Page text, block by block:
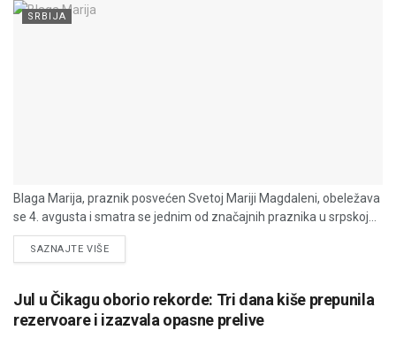
SRBIJA
Blaga Marija, praznik posvećen Svetoj Mariji Magdaleni, obeležava
se 4. avgusta i smatra se jednim od značajnih praznika u srpskoj...
SAZNAJTE VIŠEDETAILS
Jul u Čikagu oborio rekorde: Tri dana kiše prepunila
rezervoare i izazvala opasne prelive